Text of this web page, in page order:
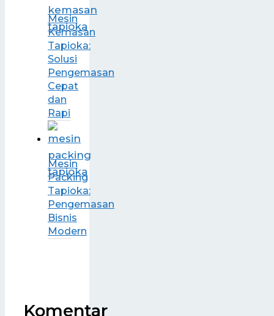
Mesin
Kemasan
Tapioka:
Solusi
Pengemasan
Cepat
dan
Rapi
Mesin
Packing
Tapioka:
Pengemasan
Bisnis
Modern
Komentar